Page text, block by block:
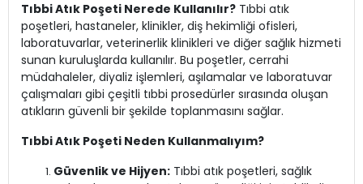
Tıbbi Atık Poşeti Nerede Kullanılır? Tıbbi atık
poşetleri, hastaneler, klinikler, diş hekimliği ofisleri,
laboratuvarlar, veterinerlik klinikleri ve diğer sağlık hizmeti
sunan kuruluşlarda kullanılır. Bu poşetler, cerrahi
müdahaleler, diyaliz işlemleri, aşılamalar ve laboratuvar
çalışmaları gibi çeşitli tıbbi prosedürler sırasında oluşan
atıkların güvenli bir şekilde toplanmasını sağlar.
Tıbbi Atık Poşeti Neden Kullanmalıyım?
Güvenlik ve Hijyen: Tıbbi atık poşetleri, sağlık